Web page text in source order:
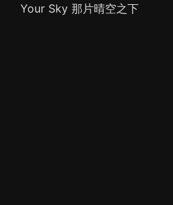
Your Sky 那片晴空之下